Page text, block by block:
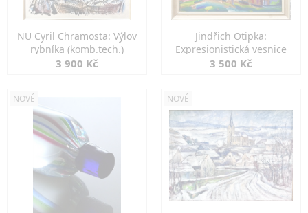
NU Cyril Chramosta: Výlov
rybníka (komb.tech.)
3 900 Kč
Jindřich Otipka:
Expresionistická vesnice
3 500 Kč
NOVÉ NOVÉ